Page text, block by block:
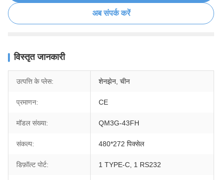
अब संपर्क करें
विस्तृत जानकारी
उत्पत्ति के प्लेस: शेनझेन, चीन
प्रमाणन: CE
मॉडल संख्या: QM3G-43FH
संकल्प: 480*272 पिक्सेल
डिफ़ॉल्ट पोर्ट: 1 TYPE-C, 1 RS232